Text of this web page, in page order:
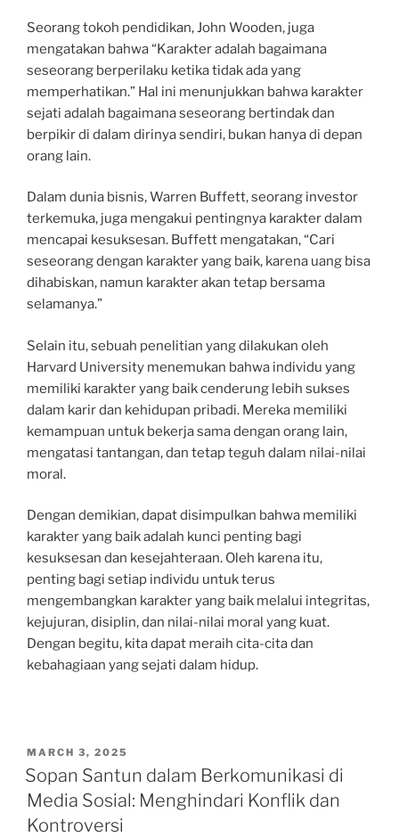
Seorang tokoh pendidikan, John Wooden, juga
mengatakan bahwa “Karakter adalah bagaimana
seseorang berperilaku ketika tidak ada yang
memperhatikan.” Hal ini menunjukkan bahwa karakter
sejati adalah bagaimana seseorang bertindak dan
berpikir di dalam dirinya sendiri, bukan hanya di depan
orang lain.
Dalam dunia bisnis, Warren Buffett, seorang investor
terkemuka, juga mengakui pentingnya karakter dalam
mencapai kesuksesan. Buffett mengatakan, “Cari
seseorang dengan karakter yang baik, karena uang bisa
dihabiskan, namun karakter akan tetap bersama
selamanya.”
Selain itu, sebuah penelitian yang dilakukan oleh
Harvard University menemukan bahwa individu yang
memiliki karakter yang baik cenderung lebih sukses
dalam karir dan kehidupan pribadi. Mereka memiliki
kemampuan untuk bekerja sama dengan orang lain,
mengatasi tantangan, dan tetap teguh dalam nilai-nilai
moral.
Dengan demikian, dapat disimpulkan bahwa memiliki
karakter yang baik adalah kunci penting bagi
kesuksesan dan kesejahteraan. Oleh karena itu,
penting bagi setiap individu untuk terus
mengembangkan karakter yang baik melalui integritas,
kejujuran, disiplin, dan nilai-nilai moral yang kuat.
Dengan begitu, kita dapat meraih cita-cita dan
kebahagiaan yang sejati dalam hidup.
POSTED
ON
MARCH 3, 2025
Sopan Santun dalam Berkomunikasi di
Media Sosial: Menghindari Konflik dan
Kontroversi